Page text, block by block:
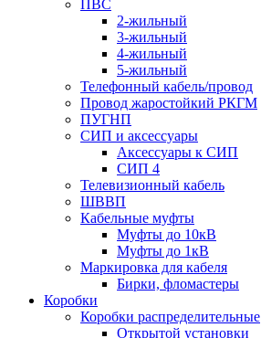
ПВС
2-жильный
3-жильный
4-жильный
5-жильный
Телефонный кабель/провод
Провод жаростойкий РКГМ
ПУГНП
СИП и аксессуары
Аксессуары к СИП
СИП 4
Телевизионный кабель
ШВВП
Кабельные муфты
Муфты до 10кВ
Муфты до 1кВ
Маркировка для кабеля
Бирки, фломастеры
Коробки
Коробки распределительные
Открытой установки